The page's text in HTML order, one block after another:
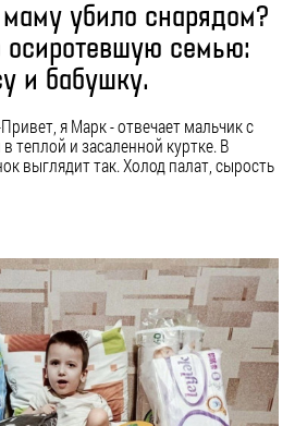
убило снарядом?
осиротевшую семью:
и бабушку.
я Марк - отвечает мальчик с
теплой и засаленной куртке. В
выглядит так. Холод палат, сырость